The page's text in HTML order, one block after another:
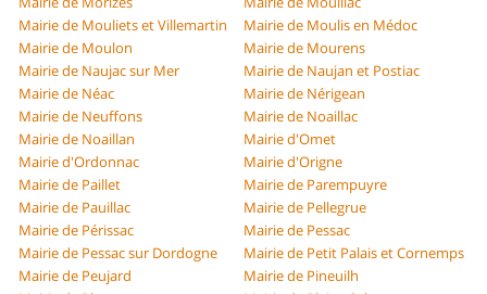
Mairie de Mouliets et Villemartin
Mairie de Moulis en Médoc
Mairie de Moulon
Mairie de Mourens
Mairie de Naujac sur Mer
Mairie de Naujan et Postiac
Mairie de Néac
Mairie de Nérigean
Mairie de Neuffons
Mairie de Noaillac
Mairie de Noaillan
Mairie d'Omet
Mairie d'Ordonnac
Mairie d'Origne
Mairie de Paillet
Mairie de Parempuyre
Mairie de Pauillac
Mairie de Pellegrue
Mairie de Périssac
Mairie de Pessac
Mairie de Pessac sur Dordogne
Mairie de Petit Palais et Cornemps
Mairie de Peujard
Mairie de Pineuilh